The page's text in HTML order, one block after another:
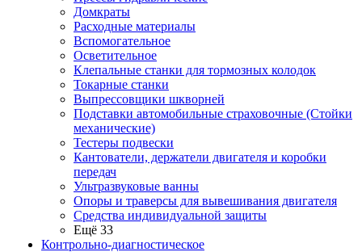
Домкраты
Расходные материалы
Вспомогательное
Осветительное
Клепальные станки для тормозных колодок
Токарные станки
Выпрессовщики шкворней
Подставки автомобильные страховочные (Стойки
механические)
Тестеры подвески
Кантователи, держатели двигателя и коробки
передач
Ультразвуковые ванны
Опоры и траверсы для вывешивания двигателя
Средства индивидуальной защиты
Ещё 33
Контрольно-диагностическое